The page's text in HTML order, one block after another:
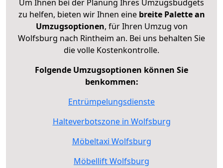
Um Ihnen bei der Planung Ihres Umzugsbudgets
zu helfen, bieten wir Ihnen eine breite Palette an
Umzugsoptionen, für Ihren Umzug von
Wolfsburg nach Rintheim an. Bei uns behalten Sie
die volle Kostenkontrolle.
Folgende Umzugsoptionen können Sie
benkommen:
Entrümpelungsdienste
Halteverbotszone in Wolfsburg
Möbeltaxi Wolfsburg
Möbellift Wolfsburg